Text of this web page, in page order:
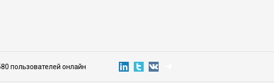
пользователей онлайн